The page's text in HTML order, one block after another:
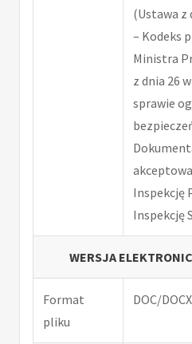
(Ustawa z
– Kodeks
Ministra
z dnia 26
sprawie
Inspekcję
Inspekcję
WERSJA
Format
pliku
DOC/